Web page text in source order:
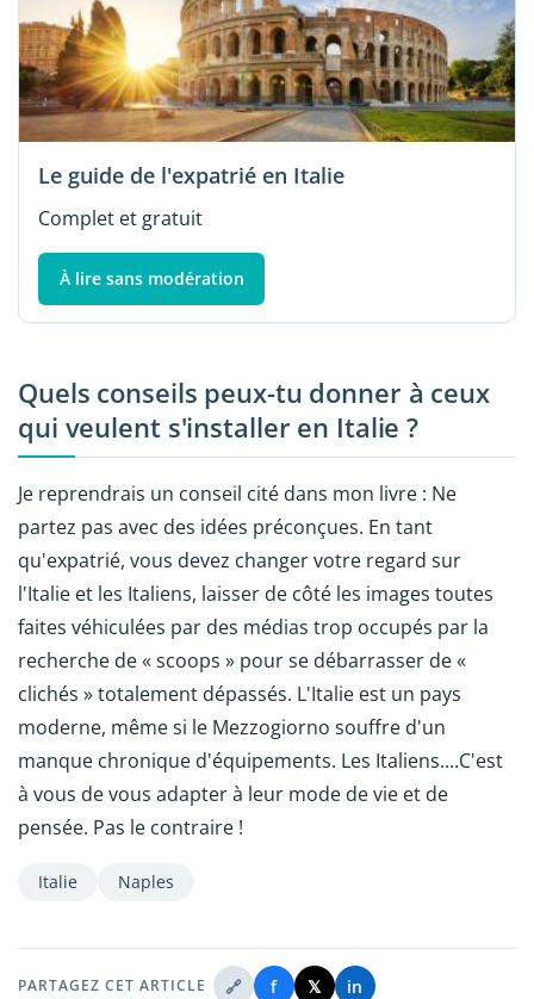
Le guide de l'expatrié en Italie
Complet et gratuit
À lire sans modération
Quels conseils peux-tu donner à ceux
qui veulent s'installer en Italie ?
Je reprendrais un conseil cité dans mon livre : Ne
partez pas avec des idées préconçues. En tant
qu'expatrié, vous devez changer votre regard sur
l'Italie et les Italiens, laisser de côté les images toutes
faites véhiculées par des médias trop occupés par la
recherche de « scoops » pour se débarrasser de «
clichés » totalement dépassés. L'Italie est un pays
moderne, même si le Mezzogiorno souffre d'un
manque chronique d'équipements. Les Italiens....C'est
à vous de vous adapter à leur mode de vie et de
pensée. Pas le contraire !
Italie Naples
PARTAGEZ CET ARTICLE 🔗 f 𝕏 in